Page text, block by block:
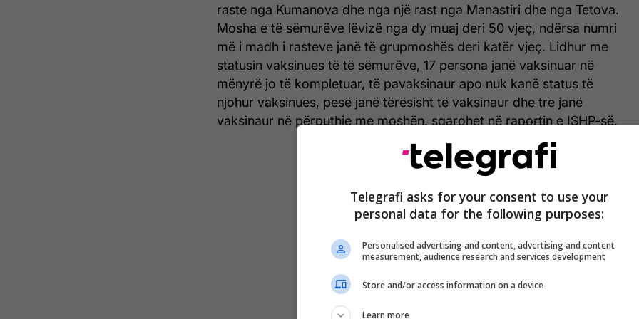
raste nga Kumanova dhe nga një rast nga Manastiri dhe nga Tetova.
Mosha e të sëmurëve lëvizë nga dy muaj deri 50 vjeç, ndërsa numri
më i madh i rasteve janë të grupmoshës deri katër vjeç. Lidhur me
statusin vaksinues të të sëmurëve, 17 persona janë vaksinuar në
mënyrë jo të kompletuar, të pavaksinaur apo nuk kanë status të
njohur vaksinues, pesë janë tërësisht të vaksinaur dhe tre janë
vaksinaur në përputhje me moshën, sqarohet në raportin e ISHP-së.
Telegrafi asks for your consent to use your
personal data for the following purposes:
Personalised advertising and content, advertising and content
measurement, audience research and services development
Store and/or access information on a device
Learn more